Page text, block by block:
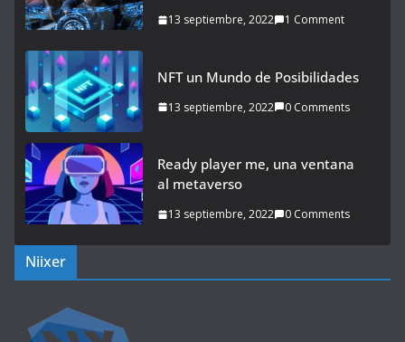
13 septiembre, 2022 1 Comment
NFT un Mundo de Posibilidades
13 septiembre, 2022 0 Comments
Ready player me, una ventana
al metaverso
13 septiembre, 2022 0 Comments
Niixer